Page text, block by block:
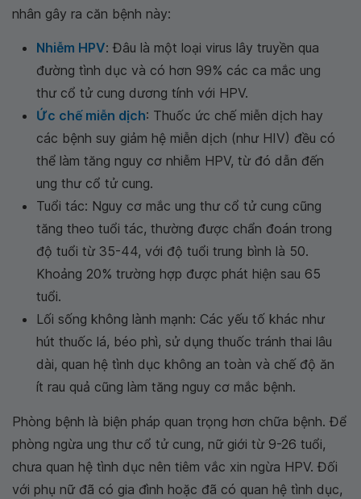
nhân gây ra căn bệnh này:
Nhiễm HPV: Đâu là một loại virus lây truyền qua
đường tình dục và có hơn 99% các ca mắc ung
thư cổ tử cung dương tính với HPV.
Ức chế miễn dịch: Thuốc ức chế miễn dịch hay
các bệnh suy giảm hệ miễn dịch (như HIV) đều có
thể làm tăng nguy cơ nhiễm HPV, từ đó dẫn đến
ung thư cổ tử cung.
Tuổi tác: Nguy cơ mắc ung thư cổ tử cung cũng
tăng theo tuổi tác, thường được chẩn đoán trong
độ tuổi từ 35-44, với độ tuổi trung bình là 50.
Khoảng 20% trường hợp được phát hiện sau 65
tuổi.
Lối sống không lành mạnh: Các yếu tố khác như
hút thuốc lá, béo phì, sử dụng thuốc tránh thai lâu
dài, quan hệ tình dục không an toàn và chế độ ăn
ít rau quả cũng làm tăng nguy cơ mắc bệnh.
Phòng bệnh là biện pháp quan trọng hơn chữa bệnh. Để
phòng ngừa ung thư cổ tử cung, nữ giới từ 9-26 tuổi,
chưa quan hệ tình dục nên tiêm vắc xin ngừa HPV. Đối
với phụ nữ đã có gia đình hoặc đã có quan hệ tình dục,